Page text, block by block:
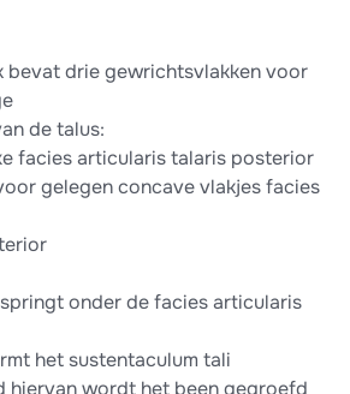
bevat drie gewrichtsvlakken voor
de talus:
facies articularis talaris posterior
gelegen concave vlakjes facies
onder de facies articularis
het sustentaculum tali
hiervan wordt het been gegroefd